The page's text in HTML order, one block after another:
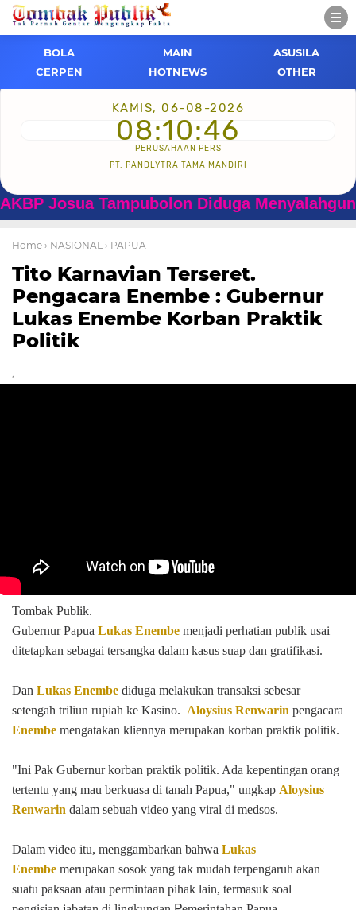
BOLA MAIN
ASUSILA
CERPEN
HOTNEWS OTHER
KAMIS, 06-08-2026
08:10:47
PERUSAHAAN PERS
PT. PANDLYTRA TAMA MANDIRI
Tampubolon Diduga
Home › NASIONAL › PAPUA
Tito Karnavian Terseret.
Pengacara Enembe : Gubernur
Lukas Enembe Korban Praktik
Politik
Tombak Publik.
Gubernur Papua Lukas Enembe menjadi perhatian publik usai
ditetapkan sebagai tersangka dalam kasus suap dan gratifikasi.
Dan Lukas Enembe diduga melakukan transaksi sebesar
setengah triliun rupiah ke Kasino. Aloysius Renwarin pengacara
Enembe mengatakan kliennya merupakan korban praktik politik.
"Ini Pak Gubernur korban praktik politik. Ada kepentingan orang
tertentu yang mau berkuasa di tanah Papua," ungkap Aloysius
Renwarin dalam sebuah video yang viral di medsos.
Dalam video itu, menggambarkan bahwa Lukas
Enembe merupakan sosok yang tak mudah terpengaruh akan
suatu paksaan atau permintaan pihak lain, termasuk soal